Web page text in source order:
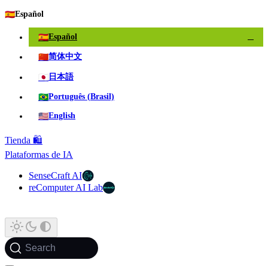
🇪🇸Español
🇪🇸Español
🇨🇳简体中文
🇯🇵 日本語
🇧🇷Português (Brasil)
🇺🇸English
Tienda 🛍️
Plataformas de IA
SenseCraft AI
reComputer AI Lab
Search